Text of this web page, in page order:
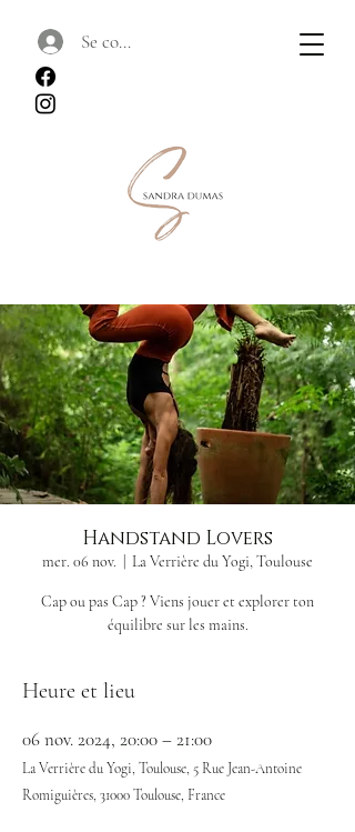
Se connecter
Handstand Lovers
mer. 06 nov. La Verrière du Yogi, Toulouse
Cap ou pas Cap ? Viens jouer et explorer ton
Heure et lieu
06 nov. 2024, 20:00 – 21:00
La Verrière du Yogi, Toulouse, 5 Rue Jean-Antoine
Romiguières, 31000 Toulouse, France